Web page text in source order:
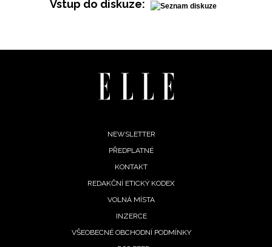
Vstup do diskuze:
NEWSLETTER
PŘEDPLATNÉ
KONTAKT
REDAKČNÍ ETICKÝ KODEX
VOLNÁ MÍSTA
INZERCE
VŠEOBECNÉ OBCHODNÍ PODMÍNKY